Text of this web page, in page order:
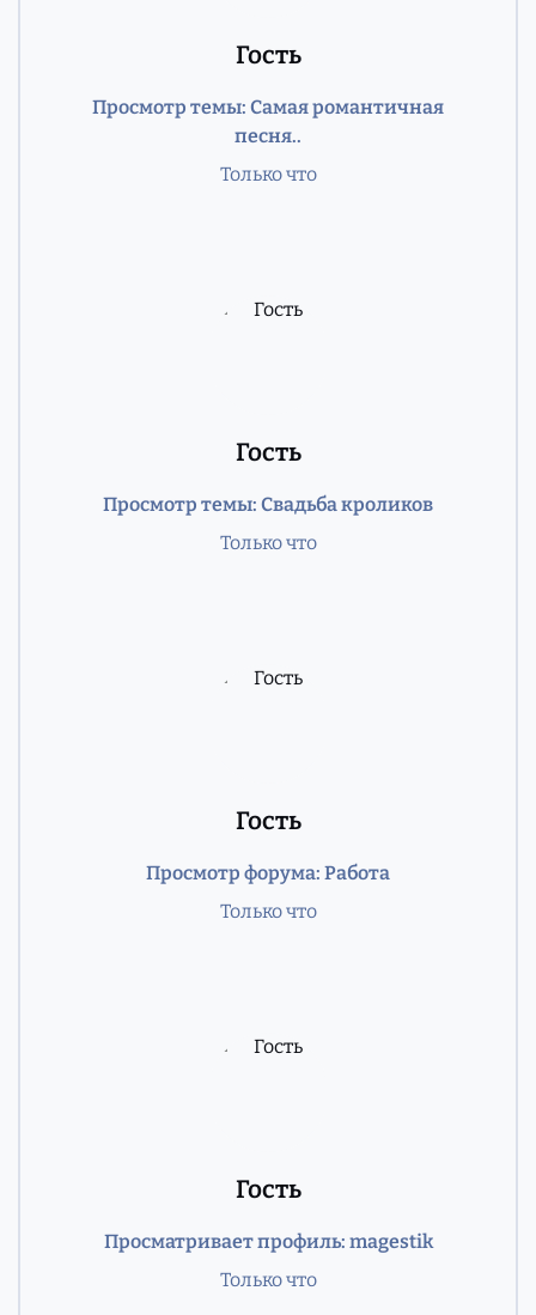
Гость
Просмотр темы: Самая романтичная
песня..
Только что
Гость
Просмотр темы: Свадьба кроликов
Только что
Гость
Просмотр форума: Работа
Только что
Гость
Просматривает профиль: magestik
Только что